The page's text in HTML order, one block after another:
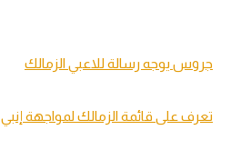
جروس يوجه رسالة للاعبي الزمالك
تعرف على قائمة الزمالك لمواجهة إنبي